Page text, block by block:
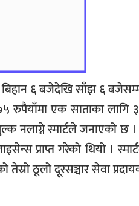
६ बजेदेखि साँझ ६
रुपैयाँमा एक साताका लागि
नलाग्ने स्मार्टले जनाएको छ
प्राप्त गरेको थियो ।
ठूलो दूरसञ्चार सेवा